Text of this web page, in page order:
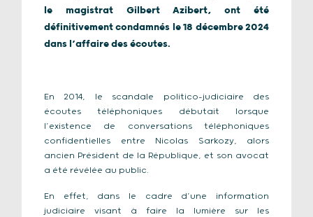
le magistrat Gilbert Azibert, ont été
définitivement condamnés le 18 décembre 2024
dans l’affaire des écoutes.
En 2014, le scandale politico-judiciaire des
écoutes téléphoniques débutait lorsque
l’existence de conversations téléphoniques
confidentielles entre Nicolas Sarkozy, alors
ancien Président de la République, et son avocat
a été révélée au public.
En effet, dans le cadre d’une information
judiciaire visant à faire la lumière sur les